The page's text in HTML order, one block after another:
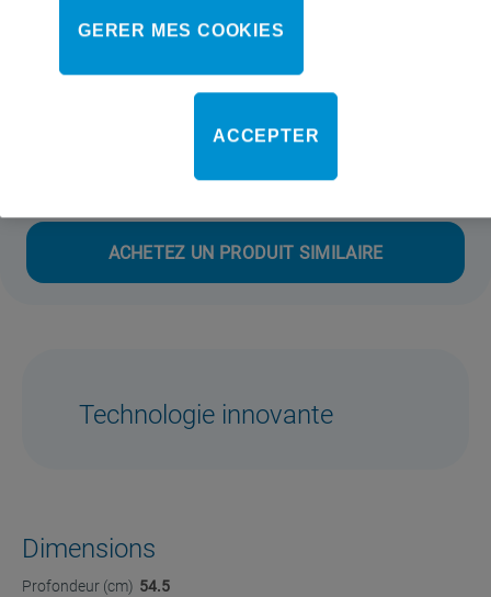
Classe énergétique
ACHETEZ UN PRODUIT SIMILAIRE
Technologie innovante
Dimensions
Profondeur (cm) 54.5
GERER MES COOKIES
ACCEPTER